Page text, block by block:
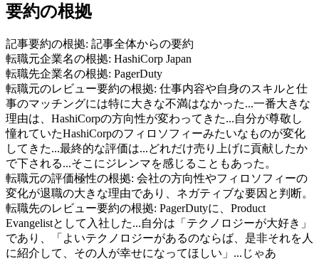
要約の根拠
記事要約の根拠: 記事全体からの要約
転職元企業名の根拠: HashiCorp Japan
転職先企業名の根拠: PagerDuty
転職元のレビュー要約の根拠: 仕事内容や自身のスキルと仕
事のマッチングには特に大きな不満はなかった...一番大きな
理由は、HashiCorpの方向性が変わってきた...自分が尊敬し
憧れていたHashiCorpのフィロソフィーみたいなものが変化
してきた...最終的な評価は...どれだけ売り上げに貢献したか
で下される...そこにジレンマを感じることもあった。
転職元の評価極性の根拠: 会社の方向性やフィロソフィーの
変化が退職の大きな理由であり、ネガティブな要因と判断。
転職先のレビュー要約の根拠: PagerDutyに、Product
Evangelistとして入社した...自分は「テクノロジーが大好き」
であり、「よいテクノロジーがあるのならば、是非それを人
に紹介して、その人が幸せになってほしい」...じゃあ